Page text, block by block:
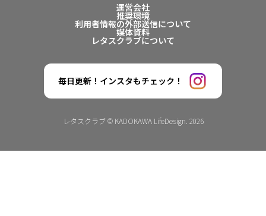
運営会社
推奨環境
利用者情報の外部送信について
媒体資料
レタスクラブについて
毎日更新！インスタもチェック！
レタスクラブ © KADOKAWA LifeDesign. 2026